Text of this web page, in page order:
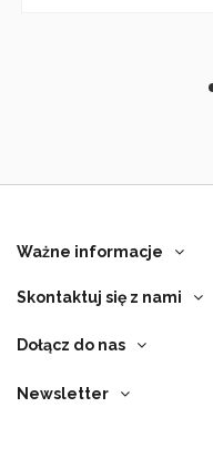
Ważne informacje
Skontaktuj się z nami
Dołącz do nas
Newsletter